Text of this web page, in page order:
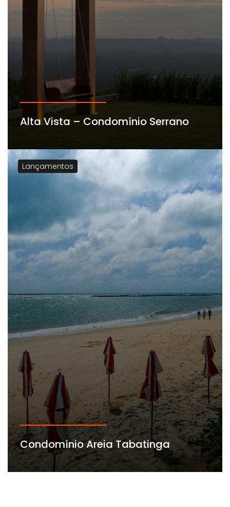
Alta Vista – Condomínio Serrano
Lançamentos
Condomínio Areia Tabatinga